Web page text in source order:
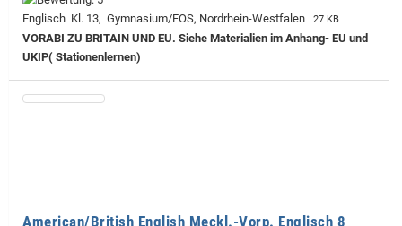
Englisch Kl. 13, Gymnasium/FOS, Nordrhein-Westfalen 27 KB
VORABI ZU BRITAIN UND EU. Siehe Materialien im Anhang- EU und
UKIP( Stationenlernen)
American/British English Meckl.-Vorp. Englisch 8